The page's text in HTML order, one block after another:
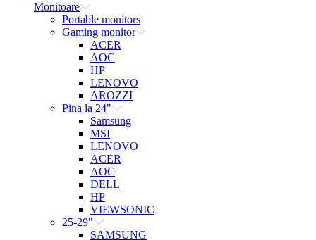
Monitoare
Portable monitors
Gaming monitor
ACER
AOC
HP
LENOVO
AROZZI
Pina la 24"
Samsung
MSI
LENOVO
ACER
AOC
DELL
HP
VIEWSONIC
25-29"
SAMSUNG